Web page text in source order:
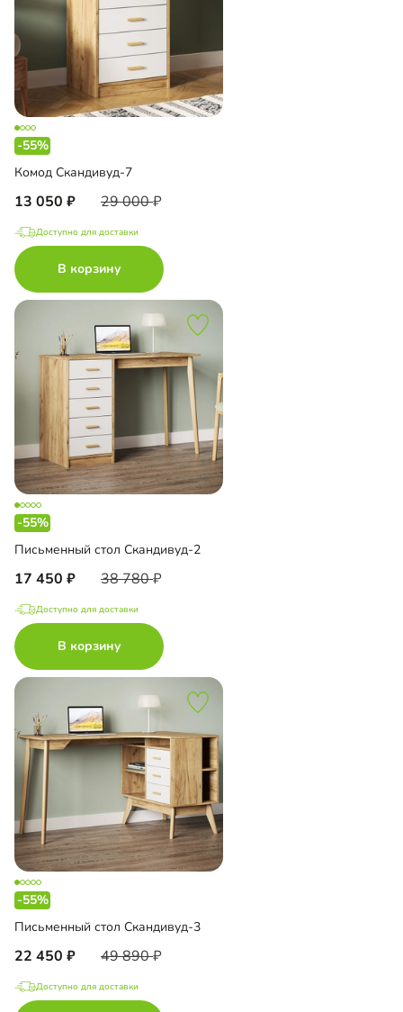
-55%
Комод Скандивуд-7
13 050 29 000
Доступно для доставки
В корзину
-55%
Письменный стол Скандивуд-2
17 450 38 780
Доступно для доставки
В корзину
-55%
Письменный стол Скандивуд-3
22 450 49 890
Доступно для доставки